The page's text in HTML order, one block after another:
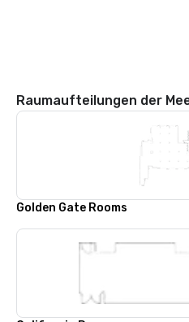
Raumaufteilungen der
Golden Gate Rooms